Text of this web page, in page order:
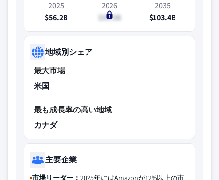
2025
$56.2B
2026
$59.5B
2035
$103.4B
地域別シェア
最大市場
米国
最も成長率の高い地域
カナダ
主要企業
市場リーダー： 2025年にはAmazonが12%以上の市